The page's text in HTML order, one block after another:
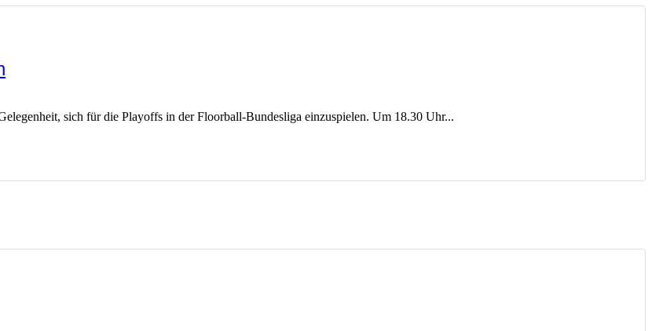
sich für die Playoffs in der Floorball-Bundesliga einzuspielen. Um 18.30 Uhr...